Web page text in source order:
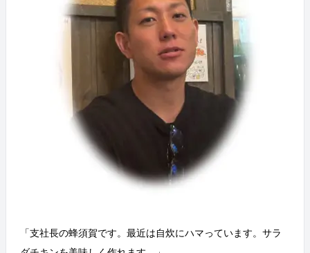
「支社長の蜂須賀です。最近は自炊にハマっています。サラ